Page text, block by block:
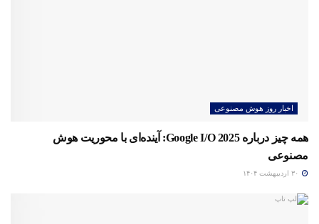
اخبار روز هوش مصنوعی
همه چیز درباره Google I/O 2025: آینده‌ای با محوریت هوش
مصنوعی